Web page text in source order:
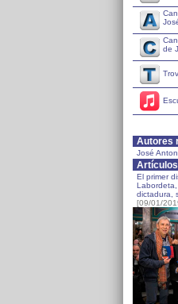
de
Autores
José
El primer
dictadura,
[09/01/